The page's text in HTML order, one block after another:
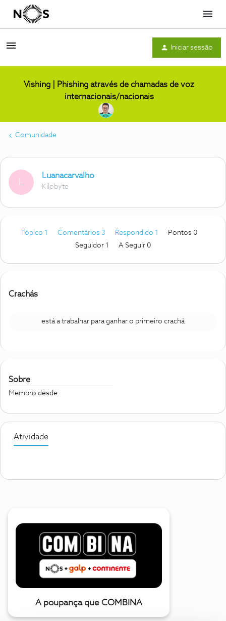
Menu
Iniciar sessão
Vishing | Phishing através de chamadas de voz
internacionais/nacionais
Comunidade
L
Luanacarvalho
Kilobyte
Tópico 1 Comentários 3 Respondido 1
Pontos 0
Seguidor 1 A Seguir 0
Crachás
está a trabalhar para ganhar o primeiro crachá
Sobre
Membro desde
Atividade
A poupança que COMBINA